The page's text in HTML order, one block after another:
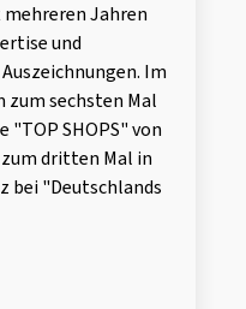
Jahren
und
Im
zum sechsten Mal
SHOPS" von
zum dritten Mal in
bei "Deutschlands